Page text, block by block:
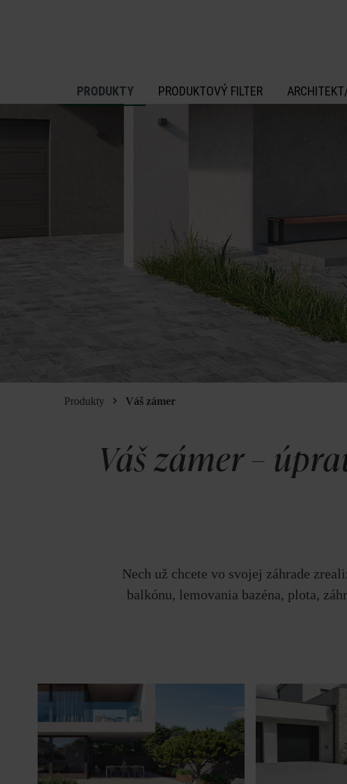
PRODUKTY PRODUKTOVÝ FILTER
Produkty Váš zámer
Váš zámer –
Nech už chcete vo svojej záhrade
balkónu, lemovania bazéna, plota,